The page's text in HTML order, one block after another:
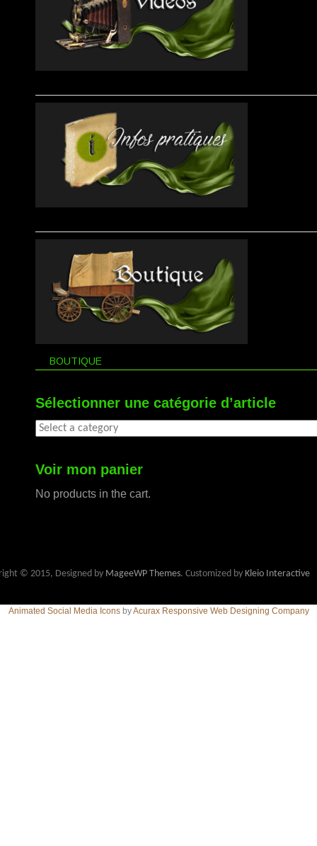
BOUTIQUE
Sélectionner une catégorie d’article
Voir mon panier
No products in the cart.
© 2015, Designed by MageeWP Themes. Customized by Kleio Interactive
Animated Social Media IconsbyAcurax Responsive Web Designing Company